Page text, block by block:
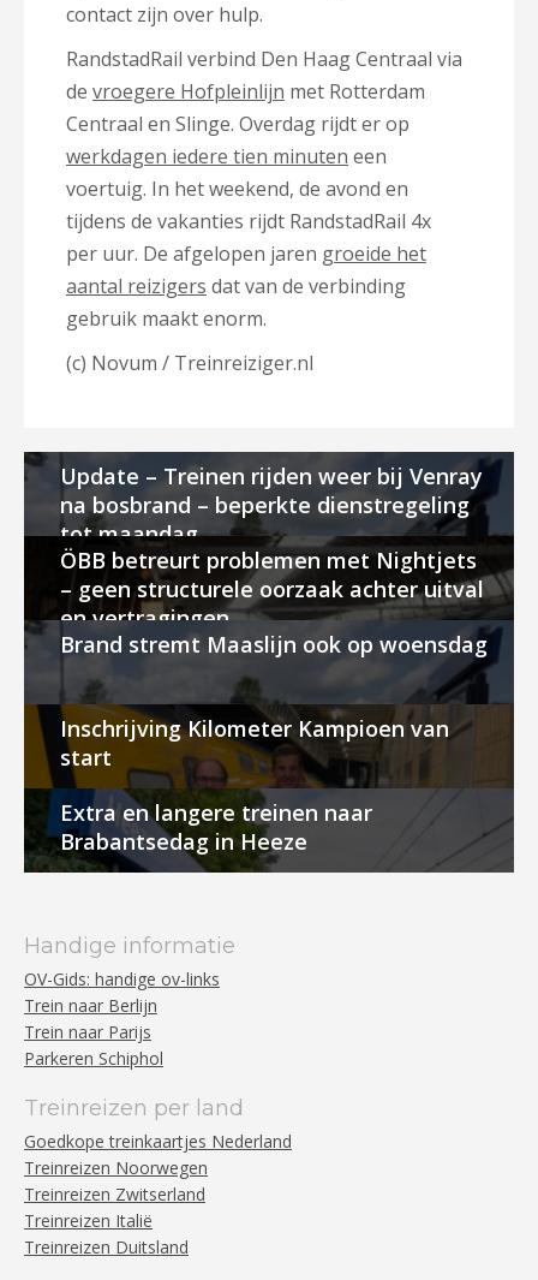
contact zijn over hulp.
RandstadRail verbind Den Haag Centraal via
de vroegere Hofpleinlijn met Rotterdam
Centraal en Slinge. Overdag rijdt er op
werkdagen iedere tien minuten een
voertuig. In het weekend, de avond en
tijdens de vakanties rijdt RandstadRail 4x
per uur. De afgelopen jaren groeide het
aantal reizigers dat van de verbinding
gebruik maakt enorm.
(c) Novum / Treinreiziger.nl
Update – Treinen rijden weer bij Venray
na bosbrand – beperkte dienstregeling
tot maandag
ÖBB betreurt problemen met Nightjets
– geen structurele oorzaak achter uitval
en vertragingen
Brand stremt Maaslijn ook op woensdag
Inschrijving Kilometer Kampioen van
start
Extra en langere treinen naar
Brabantsedag in Heeze
Handige informatie
OV-Gids: handige ov-links
Trein naar Berlijn
Trein naar Parijs
Parkeren Schiphol
Treinreizen per land
Goedkope treinkaartjes Nederland
Treinreizen Noorwegen
Treinreizen Zwitserland
Treinreizen Italië
Treinreizen Duitsland